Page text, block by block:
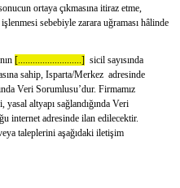
ortaya çıkmasına itiraz etme,
sebebiyle zarara uğraması hâlinde
[..........................] sicil sayısında
sahip, Isparta/Merkez adresinde
Veri Sorumlusu’dur. Firmamız
altyapı sağlandığında Veri
internet adresinde ilan edilecektir.
taleplerini aşağıdaki iletişim